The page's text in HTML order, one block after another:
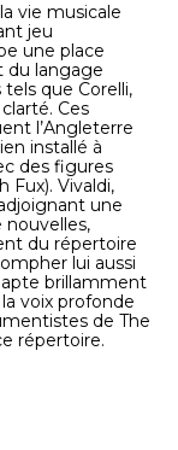
vie musicale
jeu
une place
du langage
que Corelli,
Ces
l’Angleterre
installé à
des figures
Fux). Vivaldi,
une
du répertoire
lui aussi
brillamment
voix profonde
de The
répertoire.